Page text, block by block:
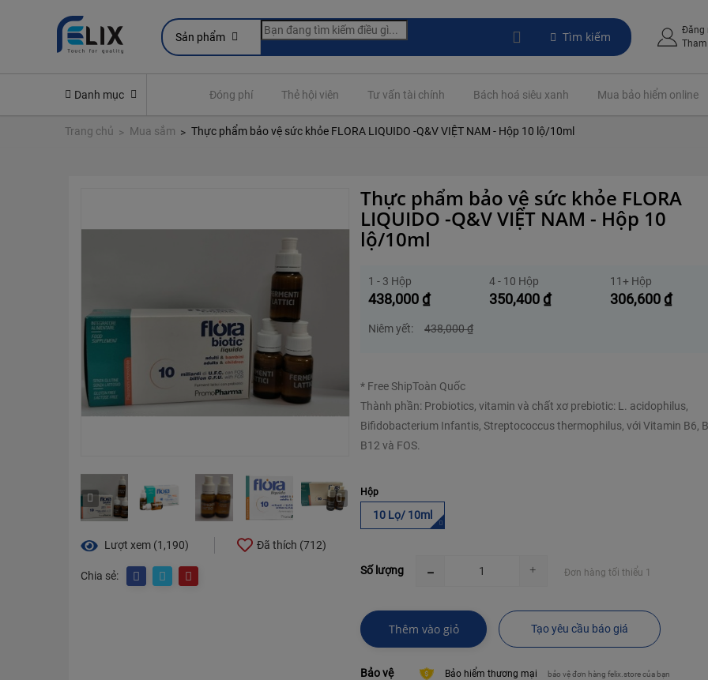
Sản phẩm Tìm kiếm
Đăng
Danh mục
Yêu cầu quyền lợi bảo hiểm Đóng phí Thẻ hội viên Tư vấn tài chính Bách hoá siêu xanh Mua bảo hiểm online
Trang chủ Mua sắm Thực phẩm bảo vệ sức khỏe FLORA LIQUIDO -Q&V VIỆT NAM - Hộp 10 lộ/10ml
Lượt xem (1,190) Đã thích (712)
Chia sẻ:
Thực phẩm bảo vệ sức khỏe FLORA
LIQUIDO -Q&V VIỆT NAM - Hộp 10
lộ/10ml
438,000 ₫
1 - 3 Hộp
350,400 ₫
4 - 10 Hộp
306,600 ₫
11+ Hộp
Niêm yết: 438,000₫
* Free ShipToàn Quốc
Thành phần: Probiotics, vitamin và chất xơ prebiotic: L. acidophilus,
Bifidobacterium Infantis, Streptococcus thermophilus, với Vitamin B6,
B12 và FOS.
Hộp
10 Lọ/ 10ml
Số lượng Đơn hàng tối thiểu 1
Thêm vào giỏ Tạo yêu cầu báo giá
Bảo vệ Bảo hiểm thương mại bảo vệ đơn hàng felix.store của bạn